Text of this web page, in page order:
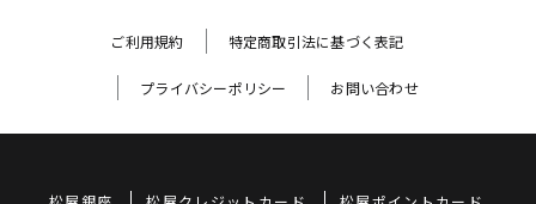
ご利用規約 特定商取引法に基づく表記
プライバシーポリシー お問い合わせ